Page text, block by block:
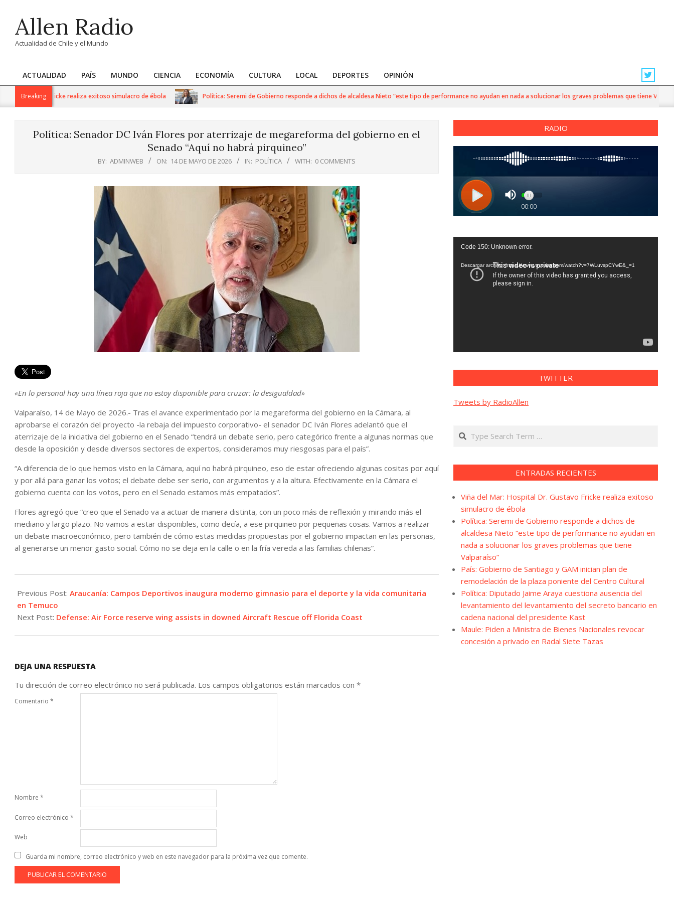
contentAllen Radio
Actualidad de Chile y el Mundo
Primary
Navigation
ACTUALIDAD PAÍS MUNDO CIENCIA ECONOMÍA CULTURA LOCAL DEPORTES OPINIÓN
Breaking
Gustavo Fricke realiza exitoso simulacro de ébola Política: Seremi de Gobierno responde a dichos de alcaldesa Nieto “este tipo de performance no ayudan en nada a solucionar los graves problemas que tiene Valparaíso”
Política: Senador DC Iván Flores por aterrizaje de megareforma del gobierno en el
Senado “Aquí no habrá pirquineo”
BY: ADMINWEB ON: 14 DE MAYO DE 2026 IN: POLÍTICA WITH: 0 COMMENTS
«En lo personal hay una línea roja que no estoy disponible para cruzar: la desigualdad»
Valparaíso, 14 de Mayo de 2026.- Tras el avance experimentado por la megareforma del gobierno en la Cámara, al
aprobarse el corazón del proyecto -la rebaja del impuesto corporativo- el senador DC Iván Flores adelantó que el
aterrizaje de la iniciativa del gobierno en el Senado “tendrá un debate serio, pero categórico frente a algunas normas que
desde la oposición y desde diversos sectores de expertos, consideramos muy riesgosas para el país”.
“A diferencia de lo que hemos visto en la Cámara, aquí no habrá pirquineo, eso de estar ofreciendo algunas cositas por aquí
y por allá para ganar los votos; el debate debe ser serio, con argumentos y a la altura. Efectivamente en la Cámara el
gobierno cuenta con los votos, pero en el Senado estamos más empatados”.
Flores agregó que “creo que el Senado va a actuar de manera distinta, con un poco más de reflexión y mirando más el
mediano y largo plazo. No vamos a estar disponibles, como decía, a ese pirquineo por pequeñas cosas. Vamos a realizar
un debate macroeconómico, pero también de cómo estas medidas propuestas por el gobierno impactan en las personas,
al generarse un menor gasto social. Cómo no se deja en la calle o en la fría vereda a las familias chilenas”.
05-
14
Previous Post: Araucanía: Campos Deportivos inaugura moderno gimnasio para el deporte y la vida comunitaria
en Temuco
Next Post: Defense: Air Force reserve wing assists in downed Aircraft Rescue off Florida Coast
DEJA UNA RESPUESTA
Tu dirección de correo electrónico no será publicada. Los campos obligatorios están marcados con *
Comentario *
Nombre *
Correo electrónico *
Web
Guarda mi nombre, correo electrónico y web en este navegador para la próxima vez que comente.
RADIO
Reproductor
vídeo
Code 150: Unknown error.
Descargar archivo: https://www.youtube.com/watch?v=7WLuvspCYwE&_=1
TWITTER
Tweets by RadioAllen
Search
ENTRADAS RECIENTES
Viña del Mar: Hospital Dr. Gustavo Fricke realiza exitoso
simulacro de ébola
Política: Seremi de Gobierno responde a dichos de
alcaldesa Nieto “este tipo de performance no ayudan en
nada a solucionar los graves problemas que tiene
Valparaíso”
País: Gobierno de Santiago y GAM inician plan de
remodelación de la plaza poniente del Centro Cultural
Política: Diputado Jaime Araya cuestiona ausencia del
levantamiento del levantamiento del secreto bancario en
cadena nacional del presidente Kast
Maule: Piden a Ministra de Bienes Nacionales revocar
concesión a privado en Radal Siete Tazas